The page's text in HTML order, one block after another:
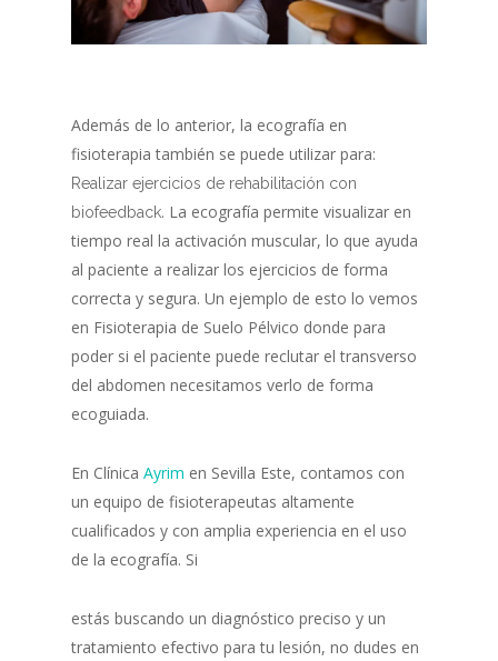
Además de lo anterior, la ecografía en
fisioterapia también se puede utilizar para:
Realizar ejercicios de rehabilitación con
biofeedback. La ecografía permite visualizar en
tiempo real la activación muscular, lo que ayuda
al paciente a realizar los ejercicios de forma
correcta y segura. Un ejemplo de esto lo vemos
en Fisioterapia de Suelo Pélvico donde para
poder si el paciente puede reclutar el transverso
del abdomen necesitamos verlo de forma
ecoguiada.
En Clínica Ayrim en Sevilla Este, contamos con
un equipo de fisioterapeutas altamente
cualificados y con amplia experiencia en el uso
de la ecografía. Si
estás buscando un diagnóstico preciso y un
tratamiento efectivo para tu lesión, no dudes en